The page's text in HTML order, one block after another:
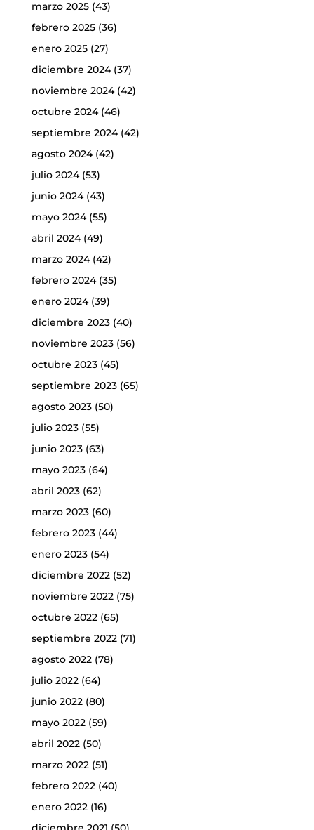
marzo 2025(43)
febrero 2025(36)
enero 2025(27)
diciembre 2024(37)
noviembre 2024(42)
octubre 2024(46)
septiembre 2024(42)
agosto 2024(42)
julio 2024(53)
junio 2024(43)
mayo 2024(55)
abril 2024(49)
marzo 2024(42)
febrero 2024(35)
enero 2024(39)
diciembre 2023(40)
noviembre 2023(56)
octubre 2023(45)
septiembre 2023(65)
agosto 2023(50)
julio 2023(55)
junio 2023(63)
mayo 2023(64)
abril 2023(62)
marzo 2023(60)
febrero 2023(44)
enero 2023(54)
diciembre 2022(52)
noviembre 2022(75)
octubre 2022(65)
septiembre 2022(71)
agosto 2022(78)
julio 2022(64)
junio 2022(80)
mayo 2022(59)
abril 2022(50)
marzo 2022(51)
febrero 2022(40)
enero 2022(16)